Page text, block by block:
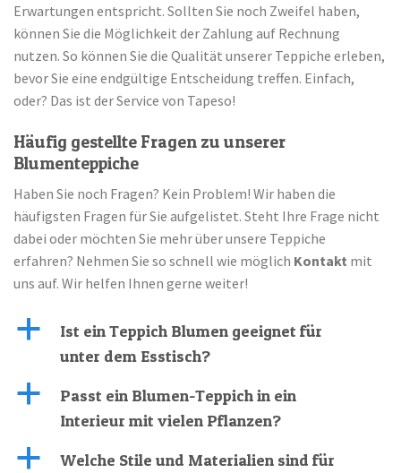
Erwartungen entspricht. Sollten Sie noch Zweifel haben,
können Sie die Möglichkeit der Zahlung auf Rechnung
nutzen. So können Sie die Qualität unserer Teppiche erleben,
bevor Sie eine endgültige Entscheidung treffen. Einfach,
oder? Das ist der Service von Tapeso!
Häufig gestellte Fragen zu unserer
Blumenteppiche
Haben Sie noch Fragen? Kein Problem! Wir haben die
häufigsten Fragen für Sie aufgelistet. Steht Ihre Frage nicht
dabei oder möchten Sie mehr über unsere Teppiche
erfahren? Nehmen Sie so schnell wie möglich Kontakt mit
uns auf. Wir helfen Ihnen gerne weiter!
a
Ist ein Teppich Blumen geeignet für
unter dem Esstisch?
a
Passt ein Blumen-Teppich in ein
Interieur mit vielen Pflanzen?
a
Welche Stile und Materialien sind für